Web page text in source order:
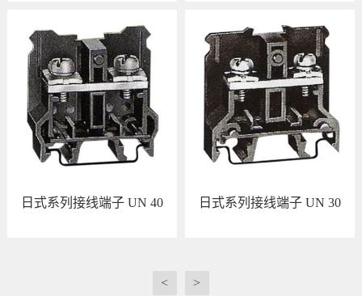
查看详情 查看详情
日式系列接线端子 UN 40 日式系列接线端子 UN 30
<
>